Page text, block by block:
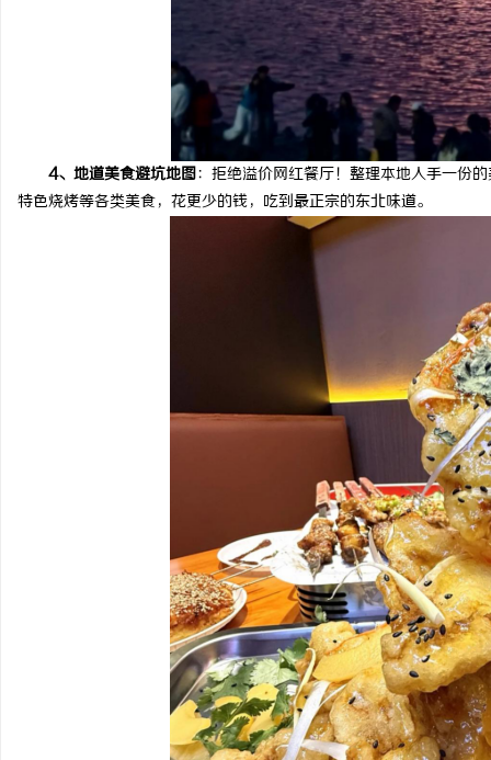
4、地道美食避坑地图：拒绝溢价网红餐厅！整理本地人手一份
特色烧烤等各类美食，花更少的钱，吃到最正宗的东北味道。